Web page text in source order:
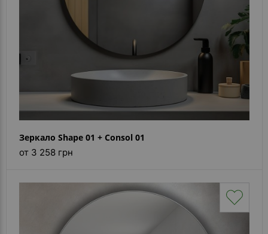
Зеркало Shape 01 + Consol 01
от 3 258 грн